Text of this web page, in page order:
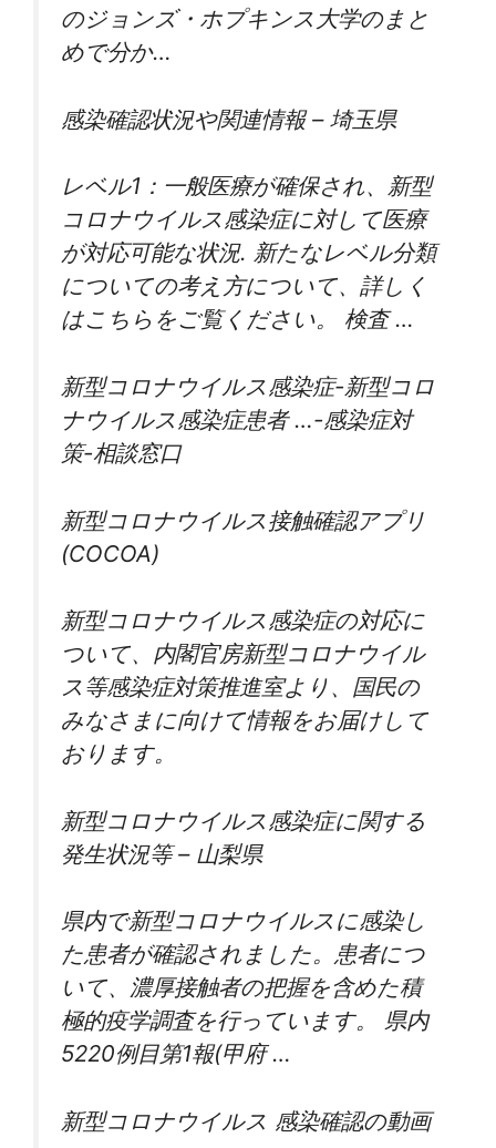
のジョンズ・ホプキンス大学のまと
めで分か…
感染確認状況や関連情報 – 埼玉県
レベル1：一般医療が確保され、新型
コロナウイルス感染症に対して医療
が対応可能な状況. 新たなレベル分類
についての考え方について、詳しく
はこちらをご覧ください。 検査 …
新型コロナウイルス感染症-新型コロ
ナウイルス感染症患者 …-感染症対
策-相談窓口
新型コロナウイルス接触確認アプリ
(COCOA)
新型コロナウイルス感染症の対応に
ついて、内閣官房新型コロナウイル
ス等感染症対策推進室より、国民の
みなさまに向けて情報をお届けして
おります。
新型コロナウイルス感染症に関する
発生状況等 – 山梨県
県内で新型コロナウイルスに感染し
た患者が確認されました。患者につ
いて、濃厚接触者の把握を含めた積
極的疫学調査を行っています。 県内
5220例目第1報(甲府 …
新型コロナウイルス 感染確認の動画